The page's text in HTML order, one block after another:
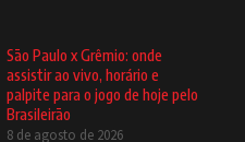
São Paulo x Grêmio: onde
assistir ao vivo, horário e
palpite para o jogo de hoje pelo
Brasileirão
8 de agosto de 2026